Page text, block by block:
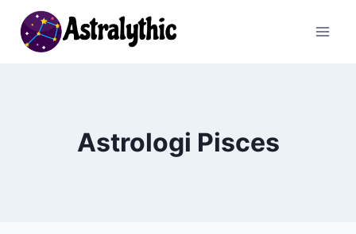
content
Astrologi Pisces